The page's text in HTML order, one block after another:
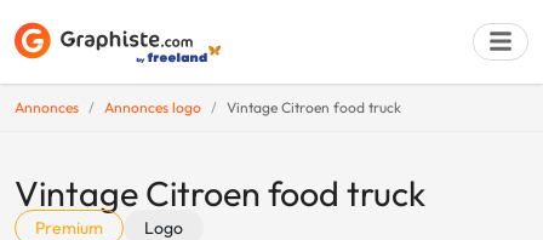
Annonces Annonces logo Vintage Citroen food truck
Vintage Citroen food truck
Premium Logo